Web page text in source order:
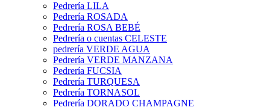
Pedrería LILA
Pedrería ROSADA
Pedrería ROSA BEBÉ
Pedrería o cuentas CELESTE
pedrería VERDE AGUA
Pedrería VERDE MANZANA
Pedrería FUCSIA
Pedrería TURQUESA
Pedrería TORNASOL
Pedrería DORADO CHAMPAGNE